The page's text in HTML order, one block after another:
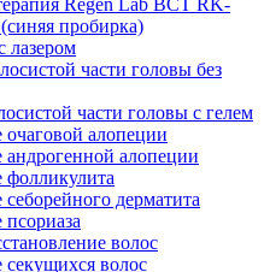
Regen Lab BCT RK-
пробирка)
лазером
части головы без
части головы с гелем
очаговой алопеции
андрогенной алопеции
фолликулита
дерматита
волос
секущихся волос